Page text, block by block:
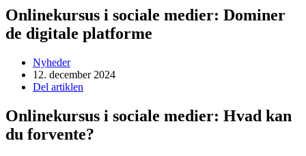
Onlinekursus i sociale medier: Dominer
de digitale platforme
Nyheder
12. december 2024
Del artiklen
Onlinekursus i sociale medier: Hvad kan
du forvente?